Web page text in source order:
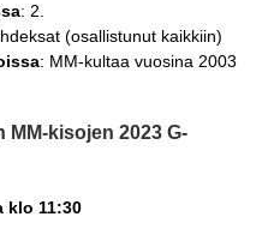
: 2.
(osallistunut kaikkiin)
: MM-kultaa vuosina 2003
kisojen 2023 G-
klo 11:30